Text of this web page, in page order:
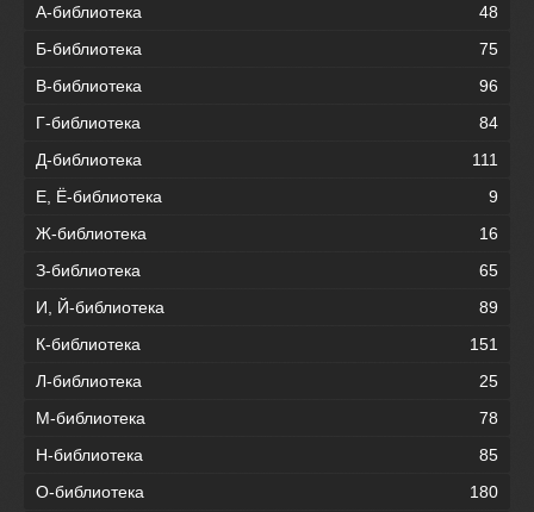
А-библиотека
48
Б-библиотека
75
В-библиотека
96
Г-библиотека
84
Д-библиотека
111
Е, Ё-библиотека
9
Ж-библиотека
16
З-библиотека
65
И, Й-библиотека
89
К-библиотека
151
Л-библиотека
25
М-библиотека
78
Н-библиотека
85
О-библиотека
180